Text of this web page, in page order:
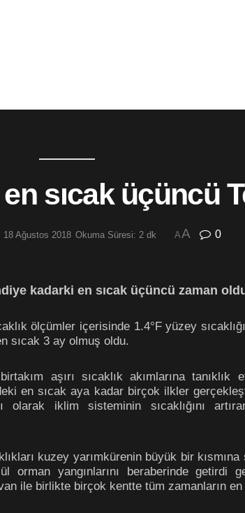
sıcak üçüncü
18 Ağustos 2018 Okuma Süresi: 2 dk AA 0
kadarki en sıcak üçüncü zaman
ölçümler içerisinde 1.4°F yüzey
sıcak 3 ay olmuş oldu.
aşırı sıcaklık akımlarına
en sıcak aya kadar birçok ilkler
olarak iklim sisteminin sıcaklığını
kuzey yarımkürenin büyük bir
yangınlarını beraberinde getirdi
ile birlikte birçok kentte tüm zamanların